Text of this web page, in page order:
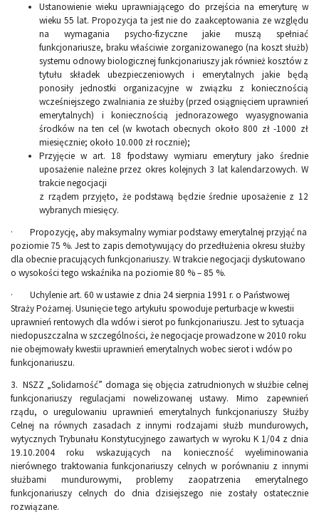
Ustanowienie wieku uprawniającego do przejścia na emeryturę w
wieku 55 lat. Propozycja ta jest nie do zaakceptowania ze względu
na wymagania psycho-fizyczne jakie muszą spełniać
funkcjonariusze, braku właściwie zorganizowanego (na koszt służb)
systemu odnowy biologicznej funkcjonariuszy jak również kosztów z
tytułu składek ubezpieczeniowych i emerytalnych jakie będą
ponosiły jednostki organizacyjne w związku z koniecznością
wcześniejszego zwalniania ze służby (przed osiągnięciem uprawnień
emerytalnych) i koniecznością jednorazowego wyasygnowania
środków na ten cel (w kwotach obecnych około 800 zł -1000 zł
miesięcznie; około 10.000 zł rocznie);
Przyjęcie w art. 18 fpodstawy wymiaru emerytury jako średnie
uposażenie należne przez okres kolejnych 3 lat kalendarzowych. W
trakcie negocjacji
z rządem przyjęto, że podstawą będzie średnie uposażenie z 12
wybranych miesięcy.
· Propozycję, aby maksymalny wymiar podstawy emerytalnej przyjąć na
poziomie 75 %. Jest to zapis demotywujący do przedłużenia okresu służby
dla obecnie pracujących funkcjonariuszy. W trakcie negocjacji dyskutowano
o wysokości tego wskaźnika na poziomie 80 % – 85 %.
· Uchylenie art. 60 w ustawie z dnia 24 sierpnia 1991 r. o Państwowej
Straży Pożarnej. Usunięcie tego artykułu spowoduje perturbacje w kwestii
uprawnień rentowych dla wdów i sierot po funkcjonariuszu. Jest to sytuacja
niedopuszczalna w szczególności, że negocjacje prowadzone w 2010 roku
nie obejmowały kwestii uprawnień emerytalnych wobec sierot i wdów po
funkcjonariuszu.
3. NSZZ „Solidarność” domaga się objęcia zatrudnionych w służbie celnej
funkcjonariuszy regulacjami nowelizowanej ustawy. Mimo zapewnień
rządu, o uregulowaniu uprawnień emerytalnych funkcjonariuszy Służby
Celnej na równych zasadach z innymi rodzajami służb mundurowych,
wytycznych Trybunału Konstytucyjnego zawartych w wyroku K 1/04 z dnia
19.10.2004 roku wskazujących na konieczność wyeliminowania
nierównego traktowania funkcjonariuszy celnych w porównaniu z innymi
służbami mundurowymi, problemy zaopatrzenia emerytalnego
funkcjonariuszy celnych do dnia dzisiejszego nie zostały ostatecznie
rozwiązane.